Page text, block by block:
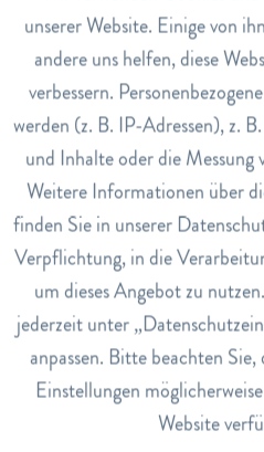
entgegen.
Das Pflanzen Zahngel ist frei
von synthetischen Aroma-,
Art.Nr.
2150502
EAN
7611916122132
Lagerbestand
0
Marketing
Tracking
Service
unserer Website. Einige von
andere uns helfen, diese
verbessern.
werden (z. B. IP-Adressen), z.
und Inhalte oder die
Weitere Informationen über
finden Sie in unserer
Verpflichtung, in die
um dieses Angebot zu
jederzeit unter
anpassen. Bitte beachten
Einstellungen
Website